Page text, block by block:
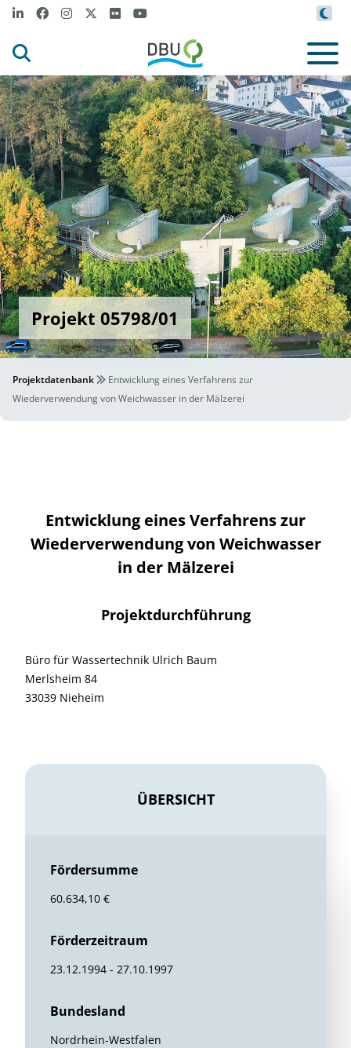
Projekt 05798/01
Projektdatenbank
Entwicklung eines Verfahrens zur
Wiederverwendung von Weichwasser in der Mälzerei
Entwicklung eines Verfahrens zur
Wiederverwendung von Weichwasser
in der Mälzerei
Projektdurchführung
Büro für Wassertechnik Ulrich Baum
Merlsheim 84
33039 Nieheim
ÜBERSICHT
Fördersumme
60.634,10 €
Förderzeitraum
23.12.1994 - 27.10.1997
Bundesland
Nordrhein-Westfalen